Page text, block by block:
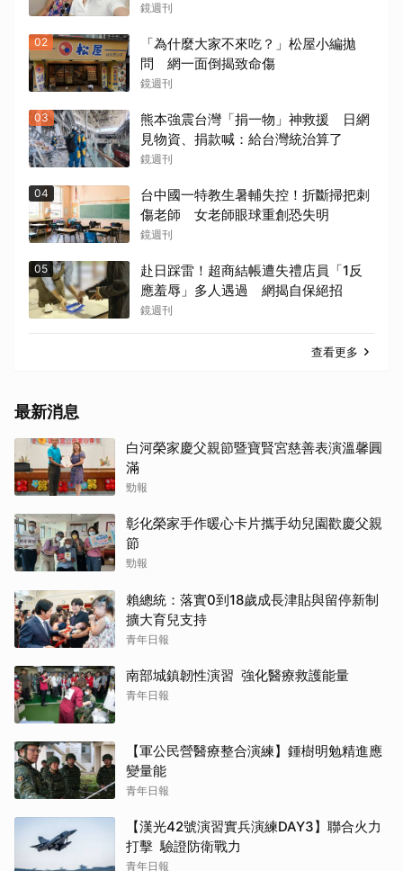
鏡週刊
02
「為什麼大家不來吃？」松屋小編拋
問 網一面倒揭致命傷
鏡週刊
03
熊本強震台灣「捐一物」神救援 日網
見物資、捐款喊：給台灣統治算了
鏡週刊
04
台中國一特教生暑輔失控！折斷掃把刺
傷老師 女老師眼球重創恐失明
鏡週刊
05
赴日踩雷！超商結帳遭失禮店員「1反
應羞辱」多人遇過 網揭自保絕招
鏡週刊
查看更多
最新消息
白河榮家慶父親節暨寶賢宮慈善表演溫馨圓
滿
勁報
彰化榮家手作暖心卡片攜手幼兒園歡慶父親
節
勁報
賴總統：落實0到18歲成長津貼與留停新制
擴大育兒支持
青年日報
南部城鎮韌性演習 強化醫療救護能量
青年日報
【軍公民營醫療整合演練】鍾樹明勉精進應
變量能
青年日報
【漢光42號演習實兵演練DAY3】聯合火力
打擊 驗證防衛戰力
青年日報